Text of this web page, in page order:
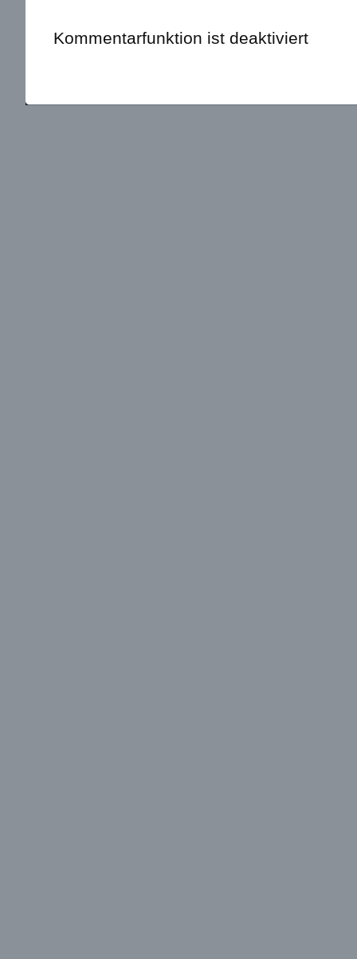
Kommentarfunktion ist deaktiviert